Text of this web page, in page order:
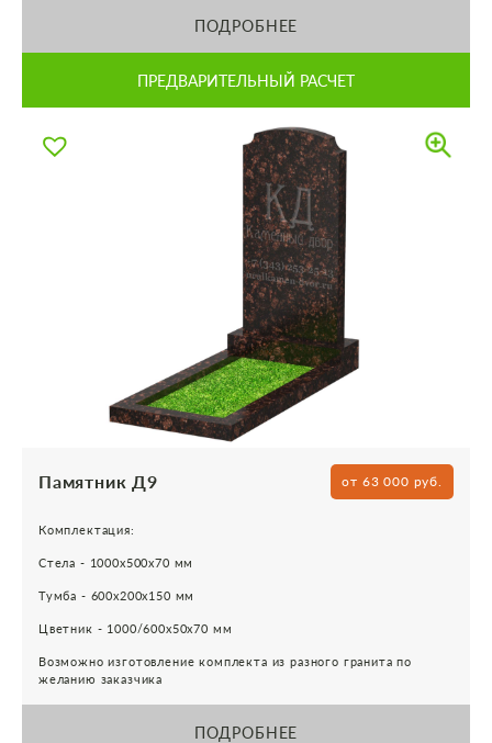
ПОДРОБНЕЕ
ПРЕДВАРИТЕЛЬНЫЙ РАСЧЕТ
Памятник Д9 от 63 000 руб.
Комплектация:
Стела - 1000х500х70 мм
Тумба - 600х200х150 мм
Цветник - 1000/600х50х70 мм
Возможно изготовление комплекта из разного гранита по
желанию заказчика
ПОДРОБНЕЕ